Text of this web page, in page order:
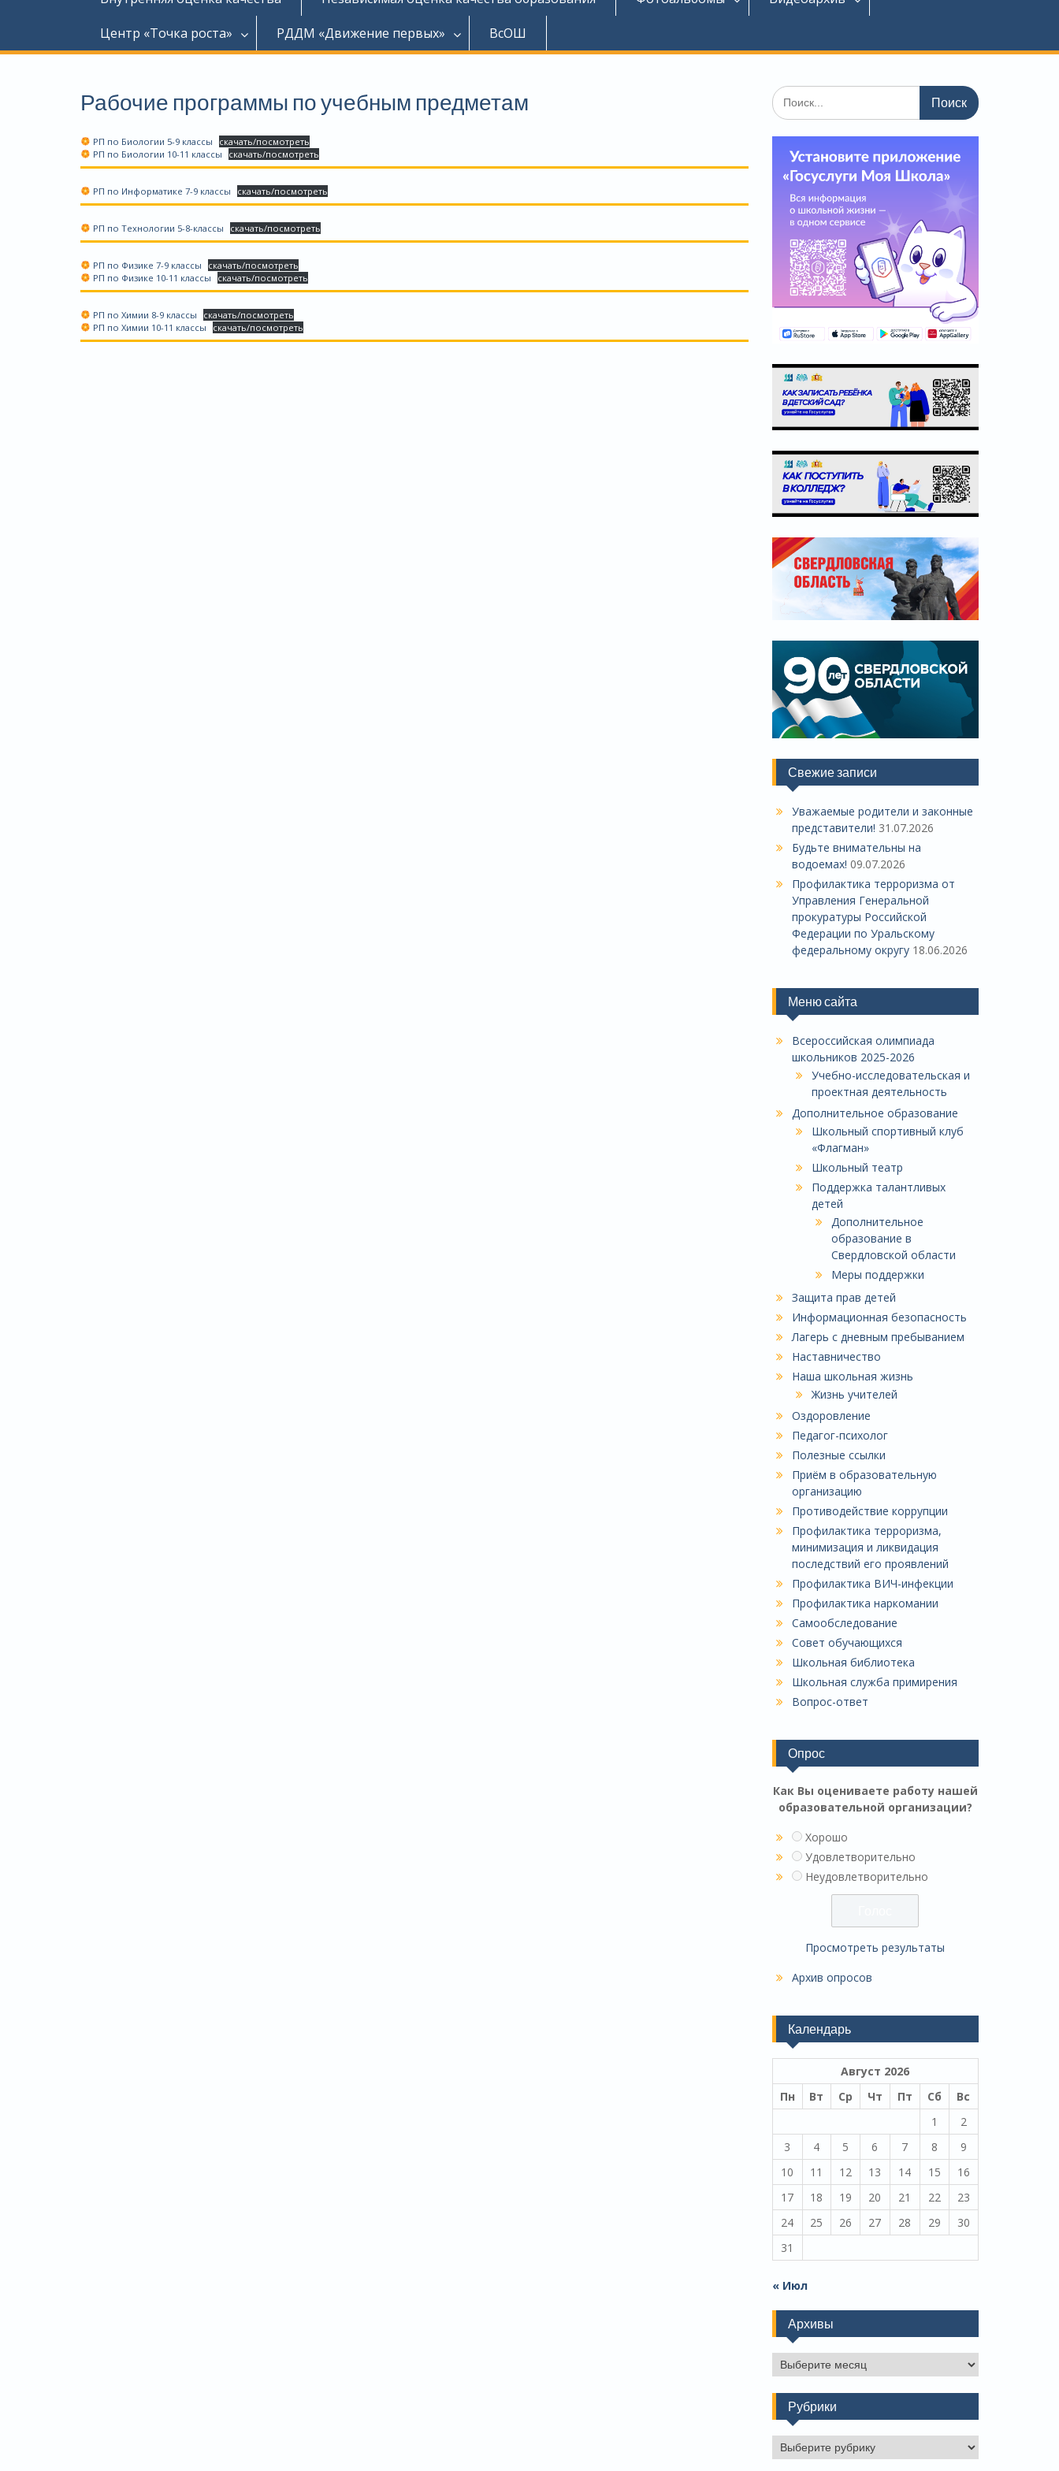
Центр «Точка роста»
РДДМ «Движение первых» ВсОШ
Рабочие программы по учебным предметам
РП по Биологии 5-9 классы
скачать/посмотреть
РП по Биологии 10-11 классы
скачать/посмотреть
РП по Информатике 7-9 классы скачать/посмотреть
РП по Технологии 5-8-классы скачать/посмотреть
РП по Физике 7-9 классы
скачать/посмотреть
РП по Физике 10-11 классы
скачать/посмотреть
РП по Химии 8-9 классы
скачать/посмотреть
РП по Химии 10-11 классы
скачать/посмотреть
Поиск
по:
Свежие записи
Уважаемые родители и законные
представители! 31.07.2026
Будьте внимательны на
водоемах! 09.07.2026
Профилактика терроризма от
Управления Генеральной
прокуратуры Российской
Федерации по Уральскому
федеральному округу 18.06.2026
Меню сайта
Всероссийская олимпиада
школьников 2025-2026
Учебно-исследовательская и
проектная деятельность
Дополнительное образование
Школьный спортивный клуб
«Флагман»
Школьный театр
Поддержка талантливых
детей
Дополнительное
образование в
Свердловской области
Меры поддержки
Защита прав детей
Информационная безопасность
Лагерь с дневным пребыванием
Наставничество
Наша школьная жизнь
Жизнь учителей
Оздоровление
Педагог-психолог
Полезные ссылки
Приём в образовательную
организацию
Противодействие коррупции
Профилактика терроризма,
минимизация и ликвидация
последствий его проявлений
Профилактика ВИЧ-инфекции
Профилактика наркомании
Самообследование
Совет обучающихся
Школьная библиотека
Школьная служба примирения
Вопрос-ответ
Опрос
Как Вы оцениваете работу нашей
образовательной организации?
Хорошо
Удовлетворительно
Неудовлетворительно
Просмотреть результаты
Архив опросов
Календарь
Август 2026
Пн
Вт Ср Чт Пт Сб
Вс
1
2
3
4 5 6 7 8
9
10
11 12 13 14 15
16
17
18 19 20 21 22
23
24
25 26 27 28 29
30
31
« Июл
Архивы
Архивы
Рубрики
Рубрики